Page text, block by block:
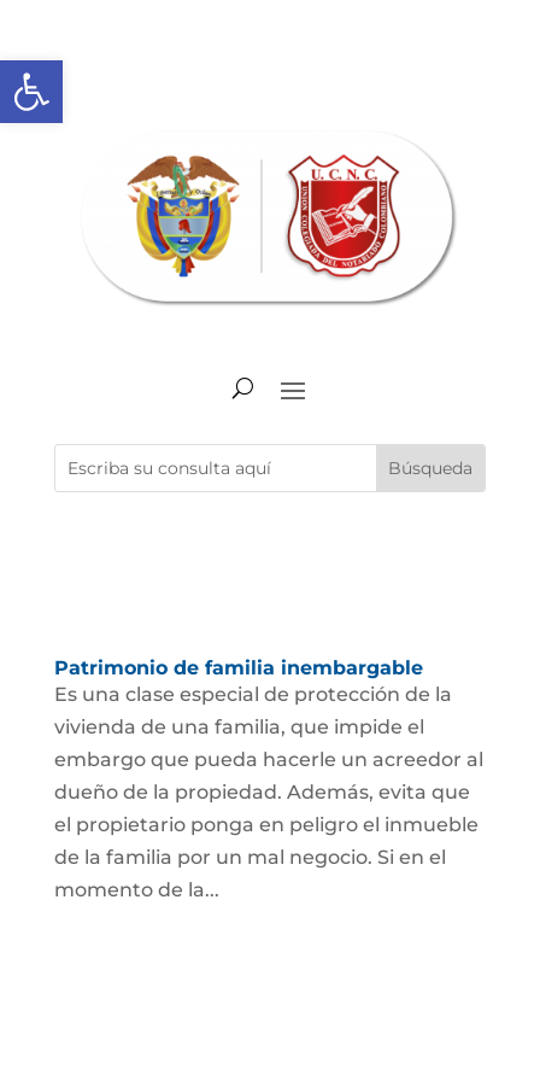
Abrir barra de herramientas
Patrimonio de familia inembargable
Es una clase especial de protección de la
vivienda de una familia, que impide el
embargo que pueda hacerle un acreedor al
dueño de la propiedad. Además, evita que
el propietario ponga en peligro el inmueble
de la familia por un mal negocio. Si en el
momento de la...